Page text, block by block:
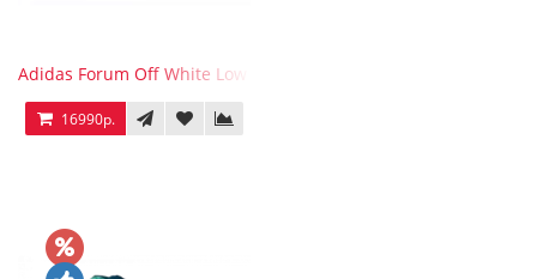
Adidas Forum Off White Low White Black
16990р.